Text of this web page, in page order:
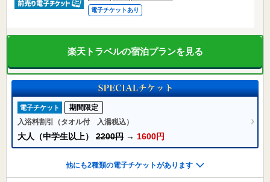
電子チケットあり
楽天トラベルの宿泊プランを見る
電子チケット
期間限定
入浴料割引（タオル付 入湯税込）
大人（中学生以上） 2200円 → 1600円
他にも2種類の電子チケットがあります